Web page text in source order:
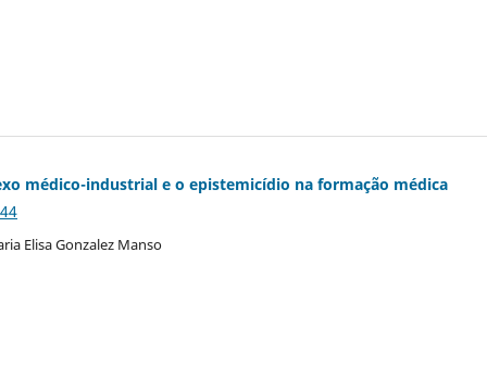
médico-industrial e o epistemicídio na formação médica
Elisa Gonzalez Manso